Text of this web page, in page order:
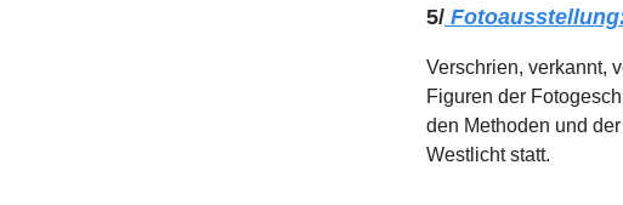
5/
Verschrien, verkannt,
Figuren der
den Methoden und
Westlicht statt.